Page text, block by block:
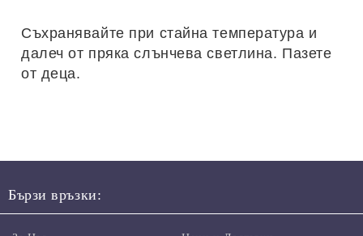
Съхранявайте при стайна температура и
далеч от пряка слънчева светлина. Пазете
от деца.
Бързи връзки: